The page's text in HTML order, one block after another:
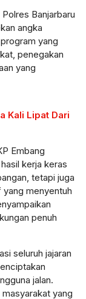
Banjarbaru
angka
yang
penegakan
yang
Kali Lipat Dari
Embang
kerja keras
tetapi juga
menyentuh
penuh
seluruh jajaran
jalan.
yang